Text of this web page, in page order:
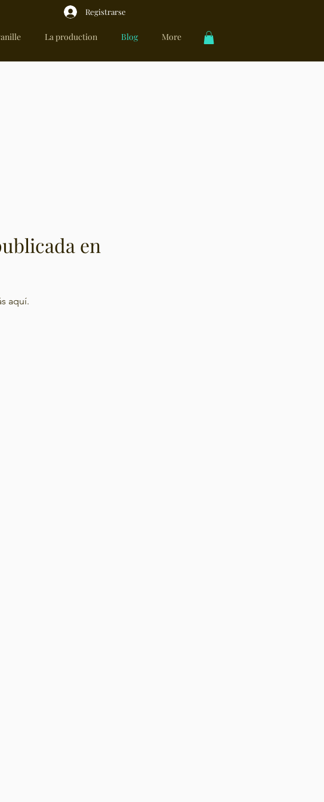
Registrarse
La production Blog More
en
aquí.